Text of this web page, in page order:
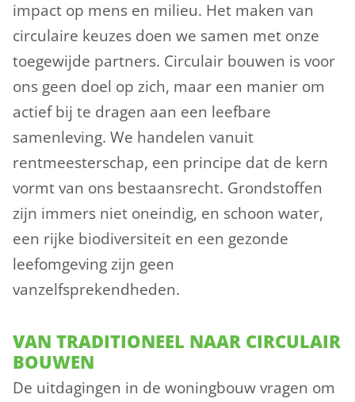
impact op mens en milieu. Het maken van
circulaire keuzes doen we samen met onze
toegewijde partners. Circulair bouwen is voor
ons geen doel op zich, maar een manier om
actief bij te dragen aan een leefbare
samenleving. We handelen vanuit
rentmeesterschap, een principe dat de kern
vormt van ons bestaansrecht. Grondstoffen
zijn immers niet oneindig, en schoon water,
een rijke biodiversiteit en een gezonde
leefomgeving zijn geen
vanzelfsprekendheden.
VAN TRADITIONEEL NAAR CIRCULAIR
BOUWEN
De uitdagingen in de woningbouw vragen om